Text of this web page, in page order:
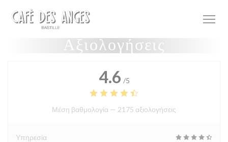
Αξιολογήσεις
4.6 /5
Μέση βαθμολογία — 2175 αξιολογήσεις
Υπηρεσία